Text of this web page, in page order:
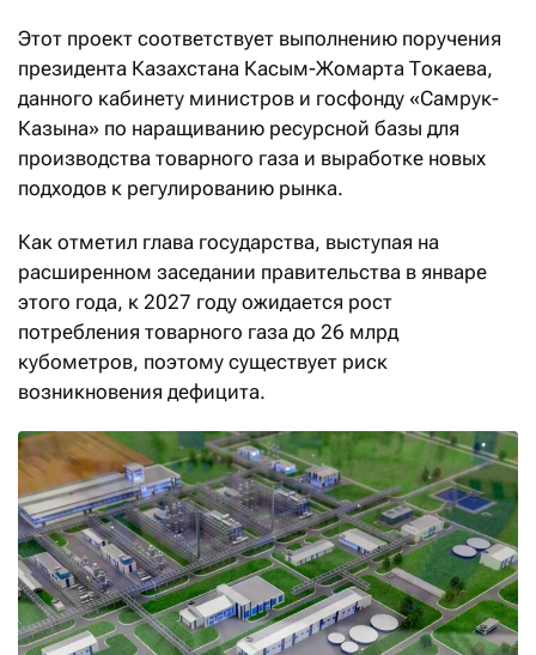
Этот проект соответствует выполнению поручения
президента Казахстана Касым-Жомарта Токаева,
данного кабинету министров и госфонду «Самрук-
Казына» по наращиванию ресурсной базы для
производства товарного газа и выработке новых
подходов к регулированию рынка.
Как отметил глава государства, выступая на
расширенном заседании правительства в январе
этого года, к 2027 году ожидается рост
потребления товарного газа до 26 млрд
кубометров, поэтому существует риск
возникновения дефицита.